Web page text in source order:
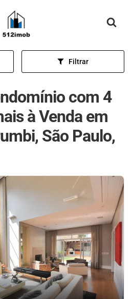
Página inicial
Filtrar
com 4
à Venda em
São Paulo,